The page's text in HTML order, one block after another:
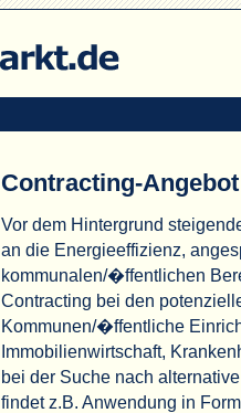
Contracting-Angebot
Vor dem Hintergrund
an die Energieeffizienz,
kommunalen/�ffentlichen
Contracting bei den
Kommunen/�ffentliche
Immobilienwirtschaft,
bei der Suche nach
findet z.B. Anwendung in